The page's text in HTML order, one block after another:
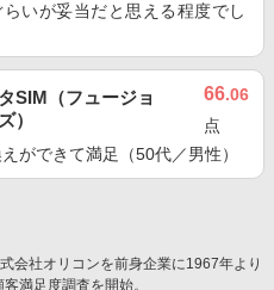
いが妥当だと思える程度でし
SIM（フュージョ
）
66.06
点
ができて満足（50代／男性）
会社オリコンを前身企業に1967年より
満足度調査を開始。